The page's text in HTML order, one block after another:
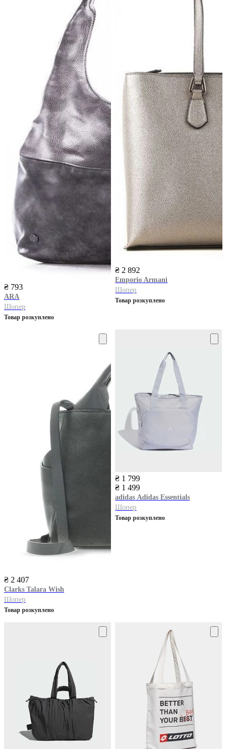
₴ 793
ARA
Шопер
Товар розкуплено
₴ 2 892
Emporio Armani
Шопер
Товар розкуплено
₴ 2 407
Clarks Talara Wish
Шопер
Товар розкуплено
₴ 1 799
₴ 1 499
adidas Adidas Essentials
Шопер
Товар розкуплено